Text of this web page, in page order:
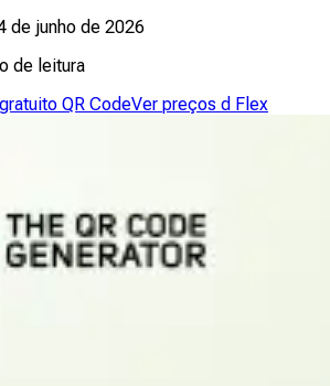
de junho de 2026
de leitura
QR CodeVer preços d Flex